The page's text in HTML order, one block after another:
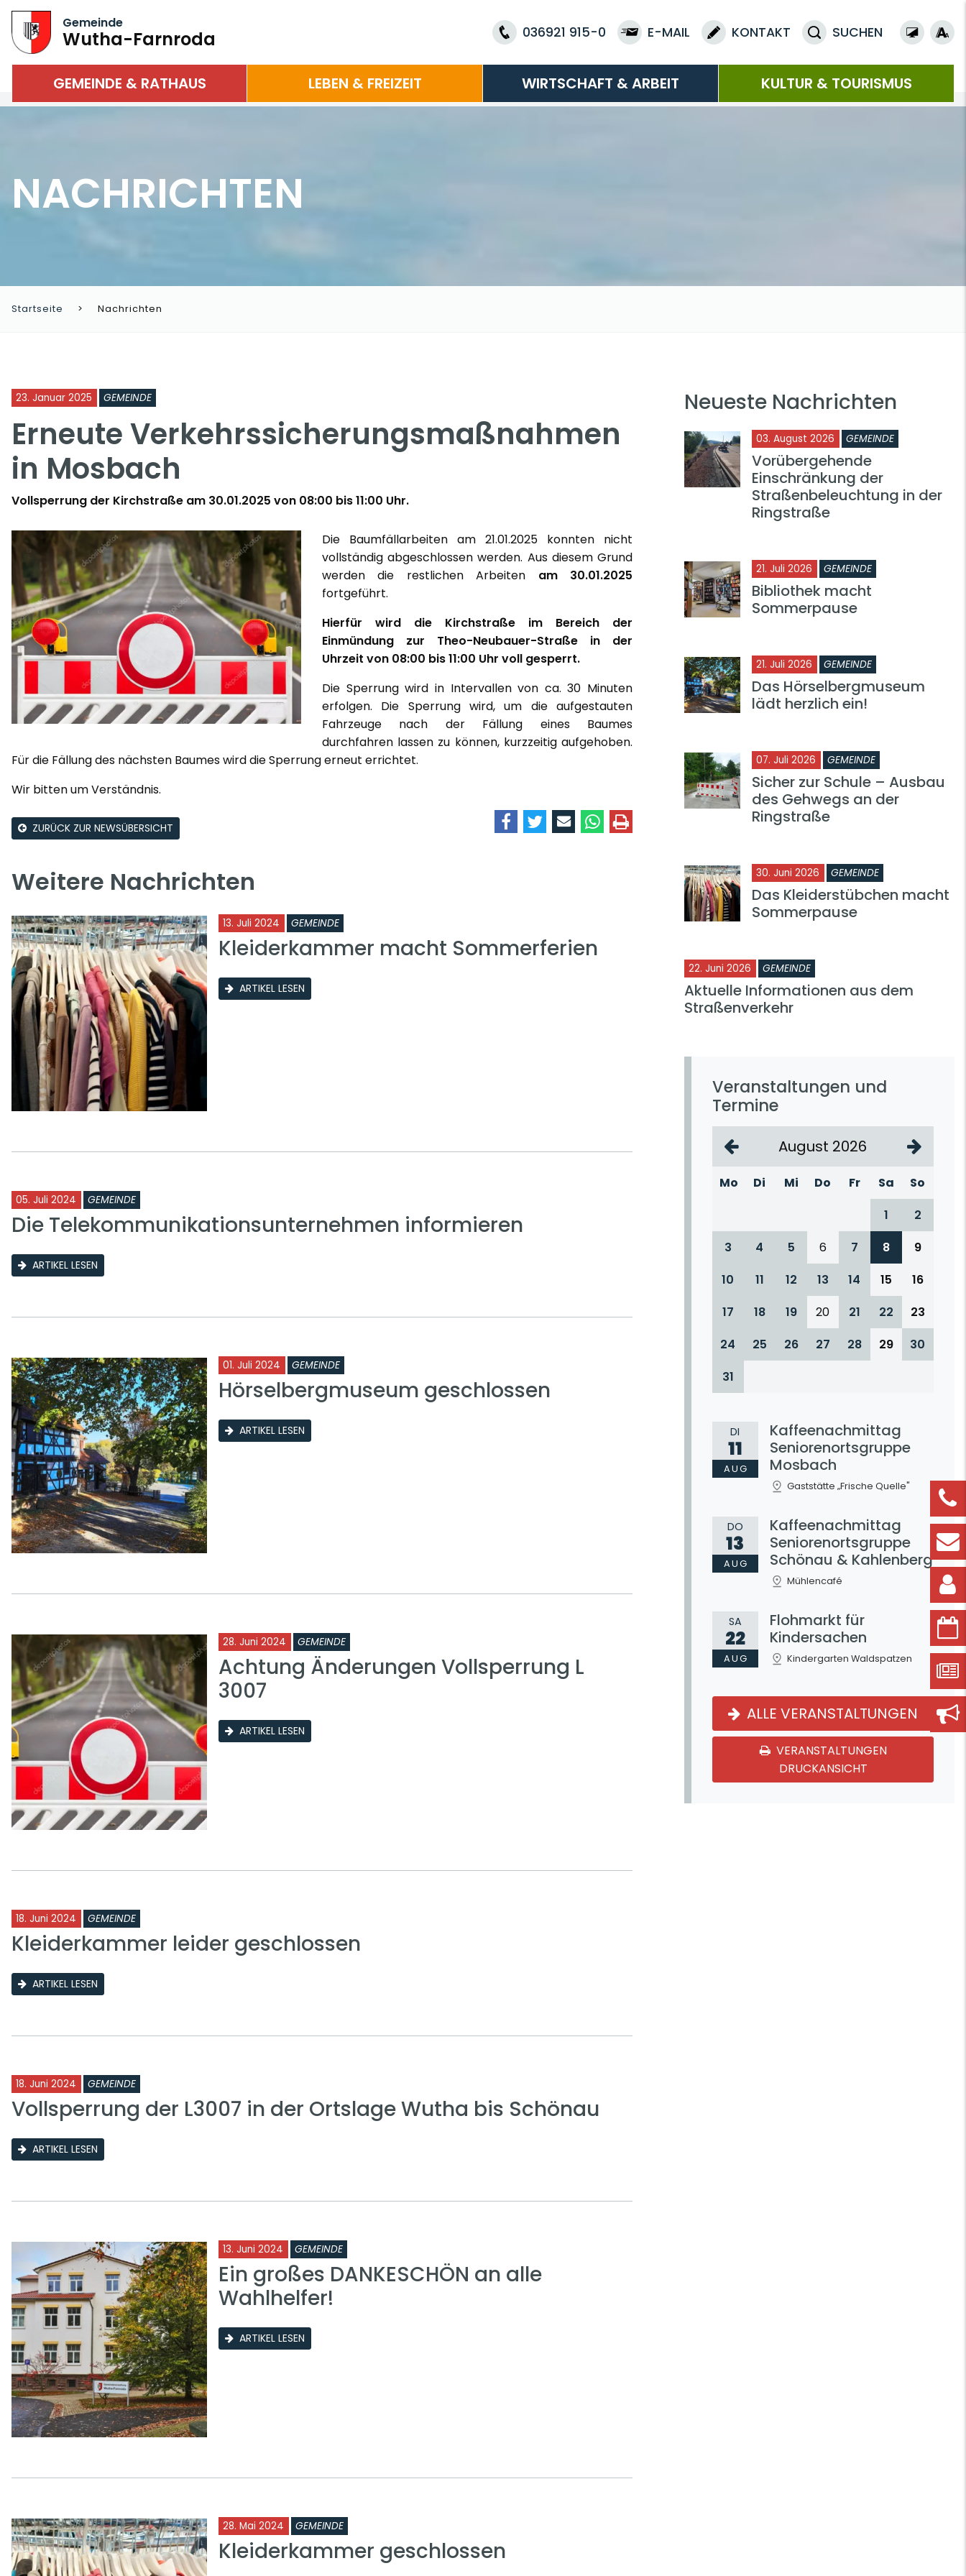
Gemeinde
Wutha-Farnroda 036921 915-0 E-MAIL KONTAKT SUCHEN
GEMEINDE & RATHAUS LEBEN & FREIZEIT WIRTSCHAFT & ARBEIT KULTUR & TOURISMUS
NACHRICHTEN
Startseite Nachrichten
23. Januar 2025 GEMEINDE
Erneute Verkehrssicherungsmaßnahmen
in Mosbach
Vollsperrung der Kirchstraße am 30.01.2025 von 08:00 bis 11:00 Uhr.
Die Baumfällarbeiten am 21.01.2025 konnten nicht
vollständig abgeschlossen werden. Aus diesem Grund
werden die restlichen Arbeiten am 30.01.2025
fortgeführt.
Hierfür wird die Kirchstraße im Bereich der
Einmündung zur Theo-Neubauer-Straße in der
Uhrzeit von 08:00 bis 11:00 Uhr voll gesperrt.
Die Sperrung wird in Intervallen von ca. 30 Minuten
erfolgen. Die Sperrung wird, um die aufgestauten
Fahrzeuge nach der Fällung eines Baumes
durchfahren lassen zu können, kurzzeitig aufgehoben.
Für die Fällung des nächsten Baumes wird die Sperrung erneut errichtet.
Wir bitten um Verständnis.
ZURÜCK ZUR NEWSÜBERSICHT
Weitere Nachrichten
13. Juli 2024 GEMEINDE
Kleiderkammer macht Sommerferien
ARTIKEL LESEN
05. Juli 2024 GEMEINDE
Die Telekommunikationsunternehmen informieren
ARTIKEL LESEN
01. Juli 2024 GEMEINDE
Hörselbergmuseum geschlossen
ARTIKEL LESEN
28. Juni 2024 GEMEINDE
Achtung Änderungen Vollsperrung L
3007
ARTIKEL LESEN
18. Juni 2024 GEMEINDE
Kleiderkammer leider geschlossen
ARTIKEL LESEN
18. Juni 2024 GEMEINDE
Vollsperrung der L3007 in der Ortslage Wutha bis Schönau
ARTIKEL LESEN
13. Juni 2024 GEMEINDE
Ein großes DANKESCHÖN an alle
Wahlhelfer!
ARTIKEL LESEN
28. Mai 2024 GEMEINDE
Kleiderkammer geschlossen
Neueste Nachrichten
03. August 2026 GEMEINDE
Vorübergehende
Einschränkung der
Straßenbeleuchtung in der
Ringstraße
21. Juli 2026 GEMEINDE
Bibliothek macht
Sommerpause
21. Juli 2026 GEMEINDE
Das Hörselbergmuseum
lädt herzlich ein!
07. Juli 2026 GEMEINDE
Sicher zur Schule – Ausbau
des Gehwegs an der
Ringstraße
30. Juni 2026 GEMEINDE
Das Kleiderstübchen macht
Sommerpause
22. Juni 2026 GEMEINDE
Aktuelle Informationen aus dem
Straßenverkehr
Veranstaltungen und
Termine
August 2026
Mo Di Mi Do Fr Sa
So
1
2
3
4 5 6 7 8
9
10
11 12 13 14 15
16
17
18 19 20 21 22
23
24
25 26 27 28 29
30
31
DI
11
AUG
Kaffeenachmittag
Seniorenortsgruppe
Mosbach
Gaststätte „Frische Quelle"
DO
13
AUG
Kaffeenachmittag
Seniorenortsgruppe
Schönau & Kahlenberg
Mühlencafé
SA
22
AUG
Flohmarkt für
Kindersachen
Kindergarten Waldspatzen
ALLE VERANSTALTUNGEN
VERANSTALTUNGEN
DRUCKANSICHT